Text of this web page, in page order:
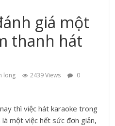
giá một
thanh hát
long 2439 Views
0
thì việc hát karaoke trong
một việc hết sức đơn giản,